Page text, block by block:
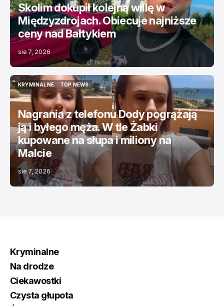
Skolim dokupił kolejną willę w
Międzyzdrojach. Obiecuje najniższe
ceny nad Bałtykiem
sie 7, 2026
KRYMINALNE
KRYMINALNE
TOP NEWS
TOP NEWS
Nagrania z telefonu Dody pogrążają
ją i byłego męża. W tle Żabki
kupowane na słupa i miliony na
Malcie
sie 7, 2026
Kryminalne
Na drodze
Ciekawostki
Czysta głupota